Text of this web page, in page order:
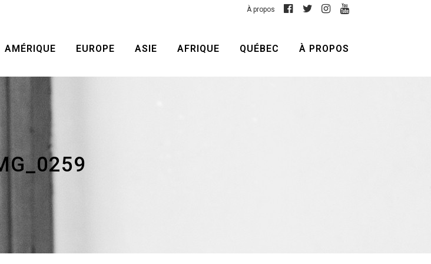
À propos
AMÉRIQUE EUROPE ASIE AFRIQUE QUÉBEC À PROPOS